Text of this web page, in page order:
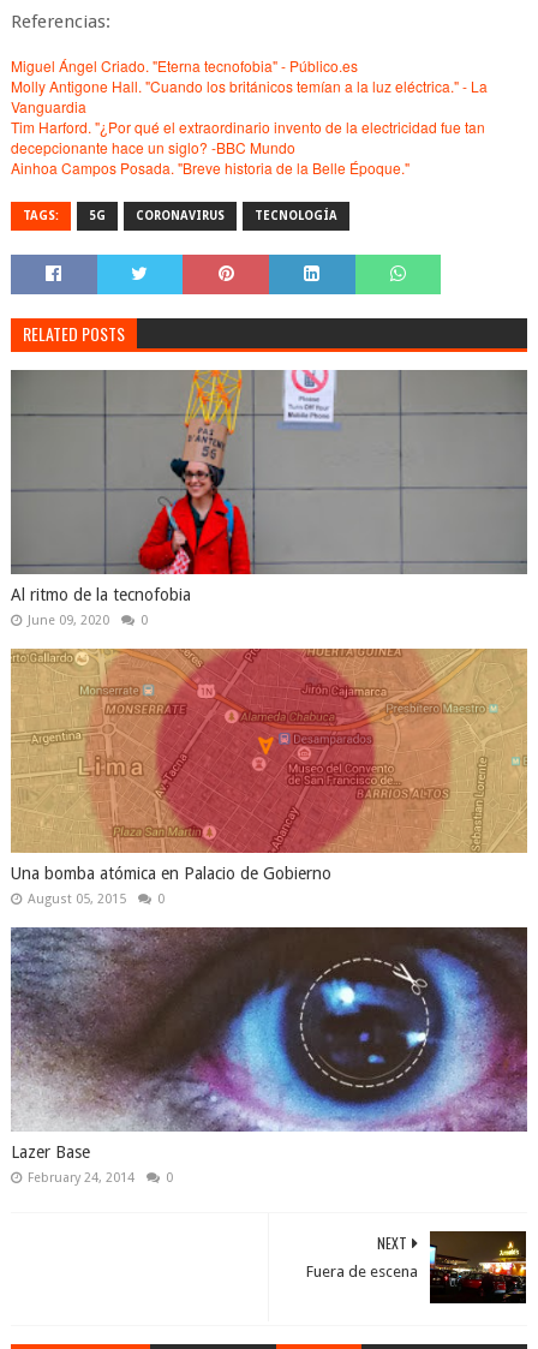
Referencias:
Miguel Ángel Criado. "Eterna tecnofobia" - Público.es
Molly Antigone Hall. "Cuando los británicos temían a la luz eléctrica." - La
Vanguardia
Tim Harford. "¿Por qué el extraordinario invento de la electricidad fue tan
decepcionante hace un siglo? -BBC Mundo
Ainhoa Campos Posada. "Breve historia de la Belle Époque."
TAGS: 5G CORONAVIRUS TECNOLOGÍA
RELATED POSTS
Al ritmo de la tecnofobia
June 09, 2020 0
Una bomba atómica en Palacio de Gobierno
August 05, 2015 0
Lazer Base
February 24, 2014 0
NEXT
Fuera de escena